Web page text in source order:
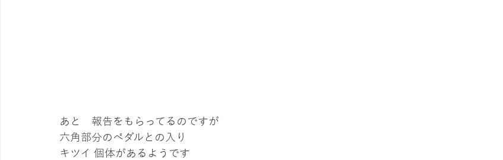
あと　報告をもらってるのですが
六角部分のペダルとの入り
キツイ 個体があるようです